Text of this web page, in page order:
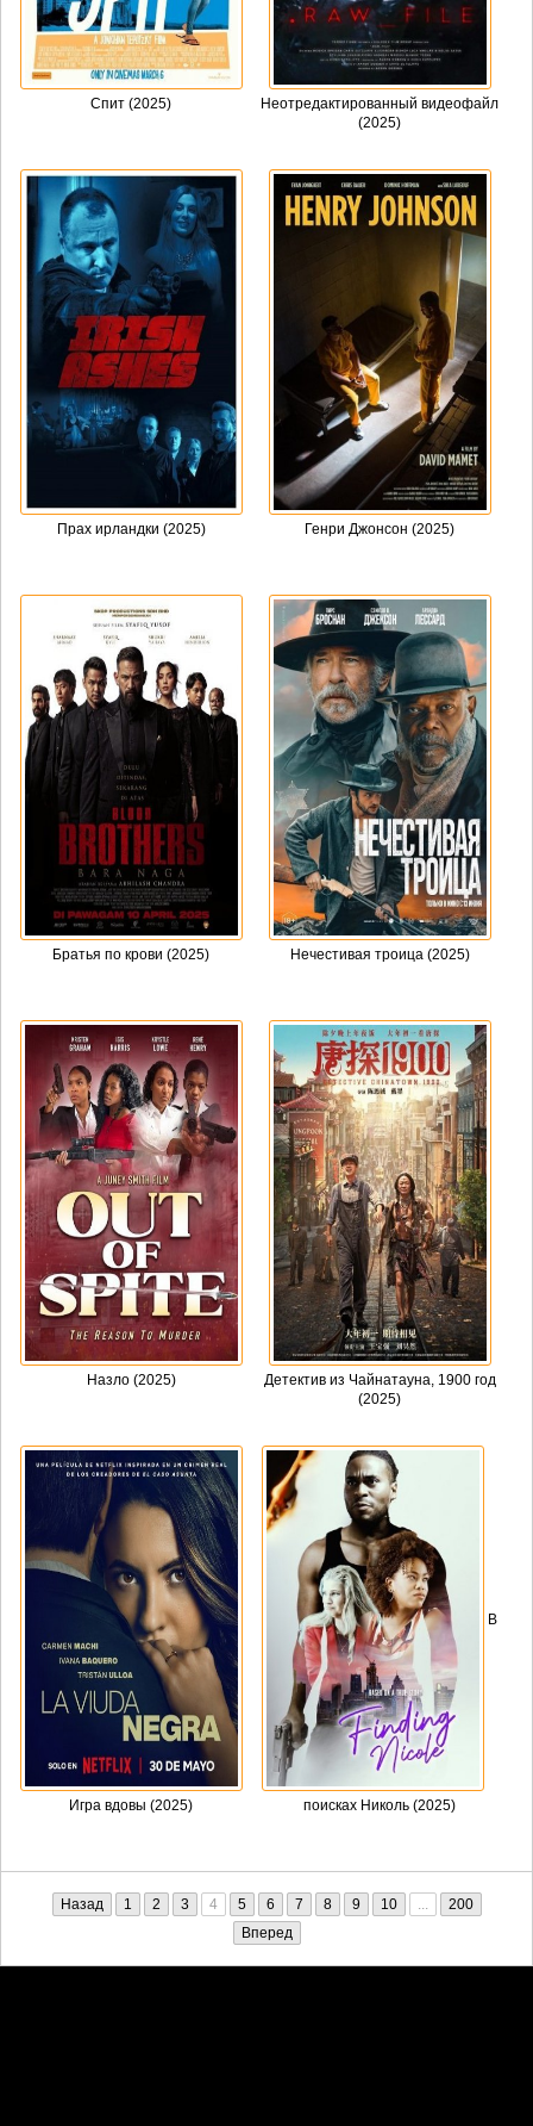
Спит (2025)
Неотредактированный видеофайл
(2025)
Прах ирландки (2025) Генри Джонсон (2025)
Братья по крови (2025) Нечестивая троица (2025)
Назло (2025)
Детектив из Чайнатауна, 1900 год
(2025)
Игра вдовы (2025)
В
поисках Николь (2025)
Назад 1 2 3 4 5 6 7 8 9 10 ...
200
Вперед